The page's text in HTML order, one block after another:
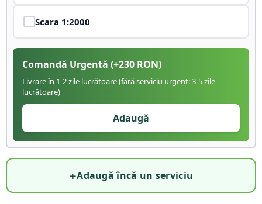
Scara 1:2000
Comandă Urgentă (+230 RON)
Livrare în 1-2 zile lucrătoare (fără serviciu urgent: 3-5 zile
lucrătoare)
Adaugă
+Adaugă încă un serviciu